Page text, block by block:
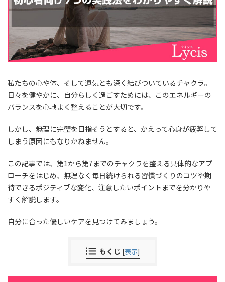
私たちの心や体、そして運気とも深く結びついているチャクラ。
日々を健やかに、自分らしく過ごすためには、このエネルギーの
バランスを心地よく整えることが大切です。
しかし、無理に完璧を目指そうとすると、かえって心身が疲弊して
しまう原因にもなりかねません。
この記事では、第1から第7までのチャクラを整える具体的なアプ
ローチをはじめ、無理なく毎日続けられる習慣づくりのコツや期
待できるポジティブな変化、注意したいポイントまでを分かりや
すく解説します。
自分に合った優しいケアを見つけてみましょう。
もくじ [表示]